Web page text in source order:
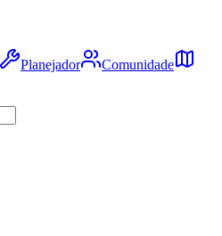
Planejador
Comunidade